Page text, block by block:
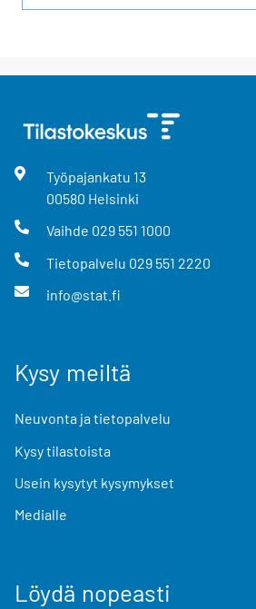
Työpajankatu 13
00580 Helsinki
Vaihde 029 551 1000
Tietopalvelu 029 551 2220
info@stat.fi
Kysy meiltä
Neuvonta ja tietopalvelu
Kysy tilastoista
Usein kysytyt kysymykset
Medialle
Löydä nopeasti